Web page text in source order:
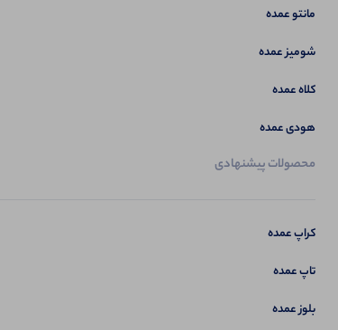
مانتو عمده
شومیز عمده
کلاه عمده
هودی عمده
محصولات پیشنهادی
کراپ عمده
تاپ عمده
بلوز عمده